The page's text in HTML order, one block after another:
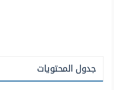
جدول المحتويات